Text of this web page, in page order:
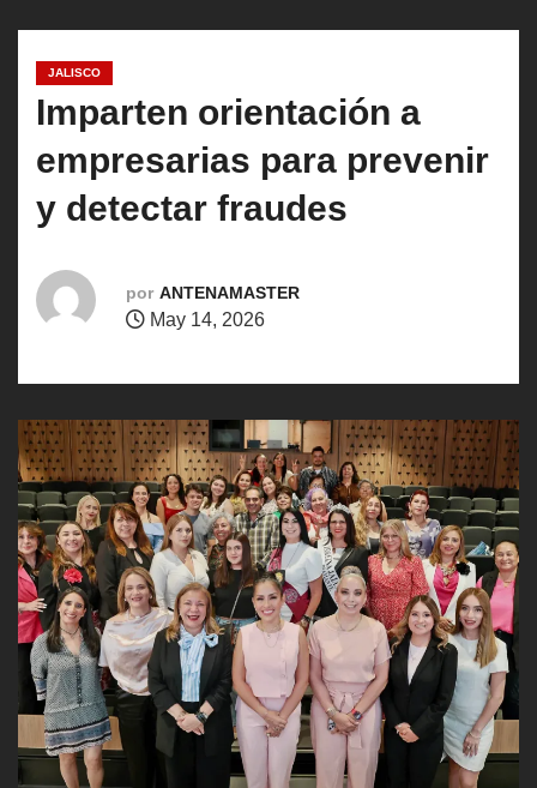
JALISCO
Imparten orientación a
empresarias para prevenir
y detectar fraudes
por ANTENAMASTER
May 14, 2026